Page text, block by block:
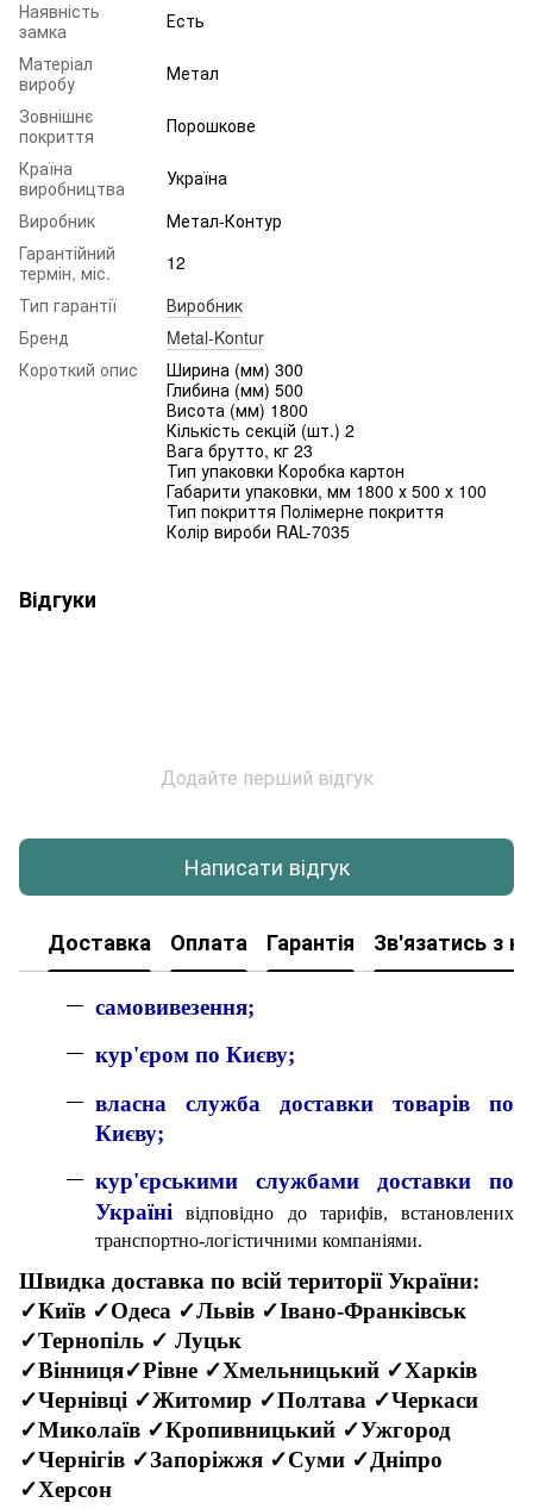
Наявність
замка
Есть
Матеріал
виробу
Метал
Зовнішнє
покриття
Порошкове
Країна
виробництва
Україна
Виробник
Метал-Контур
Гарантійний
термін, міс.
12
Тип гарантії
Виробник
Бренд
Metal-Kontur
Короткий опис
Ширина (мм) 300
Глибина (мм) 500
Висота (мм) 1800
Кількість секцій (шт.) 2
Вага брутто, кг 23
Тип упаковки Коробка картон
Габарити упаковки, мм 1800 х 500 х 100
Тип покриття Полімерне покриття
Колір вироби RAL-7035
Відгуки
Додайте перший відгук
Написати відгук
Доставка Оплата Гарантія Зв'язатись з
самовивезення;
кур'єром по Києву;
власна служба доставки товарів по
Києву;
кур'єрськими службами доставки по
Україні
відповідно до тарифів, встановлених
транспортно-логістичними компаніями.
Швидка доставка по всій території України:
✓Київ ✓Одеса ✓Львів ✓Івано-Франківськ
✓Тернопіль ✓ Луцьк
✓Вінниця✓Рівне ✓Хмельницький ✓Харків
✓Чернівці ✓Житомир ✓Полтава ✓Черкаси
✓Миколаїв ✓Кропивницький ✓Ужгород
✓Чернігів ✓Запоріжжя ✓Суми ✓Дніпро
✓Херсон